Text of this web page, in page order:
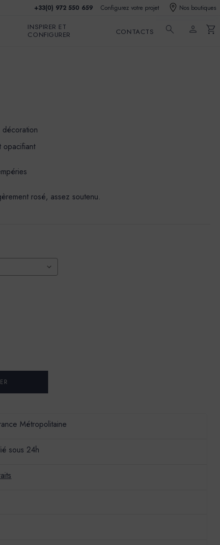
+33(0) 972 550 659 Configurez votre projet Nos boutiques
INSPIRER ET
CONFIGURER
CONTACTS search person shopping_cart
opacifiant
rosé, assez soutenu.
Métropolitaine
sous 24h